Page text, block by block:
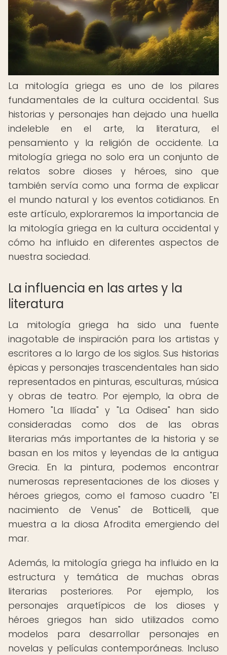
La mitología griega es uno de los pilares
fundamentales de la cultura occidental. Sus
historias y personajes han dejado una huella
indeleble en el arte, la literatura, el
pensamiento y la religión de occidente. La
mitología griega no solo era un conjunto de
relatos sobre dioses y héroes, sino que
también servía como una forma de explicar
el mundo natural y los eventos cotidianos. En
este artículo, exploraremos la importancia de
la mitología griega en la cultura occidental y
cómo ha influido en diferentes aspectos de
nuestra sociedad.
La influencia en las artes y la
literatura
La mitología griega ha sido una fuente
inagotable de inspiración para los artistas y
escritores a lo largo de los siglos. Sus historias
épicas y personajes trascendentales han sido
representados en pinturas, esculturas, música
y obras de teatro. Por ejemplo, la obra de
Homero "La Ilíada" y "La Odisea" han sido
consideradas como dos de las obras
literarias más importantes de la historia y se
basan en los mitos y leyendas de la antigua
Grecia. En la pintura, podemos encontrar
numerosas representaciones de los dioses y
héroes griegos, como el famoso cuadro "El
nacimiento de Venus" de Botticelli, que
muestra a la diosa Afrodita emergiendo del
mar.
Además, la mitología griega ha influido en la
estructura y temática de muchas obras
literarias posteriores. Por ejemplo, los
personajes arquetípicos de los dioses y
héroes griegos han sido utilizados como
modelos para desarrollar personajes en
novelas y películas contemporáneas. Incluso